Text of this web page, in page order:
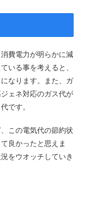
費電力が明らかに減
いる事を考えると、
なります。また、ガ
ェネ対応のガス代が
です。
この電気代の節約状
良かったと思えま
をウオッチしていき